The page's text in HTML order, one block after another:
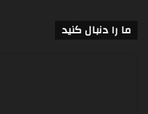
ما را دنبال کنید